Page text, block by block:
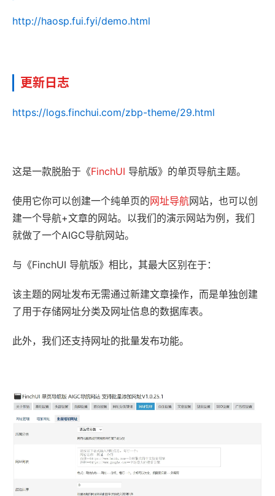
http://haosp.fui.fyi/demo.html
更新日志
https://logs.finchui.com/zbp-theme/29.html
这是一款脱胎于《FinchUI 导航版》的单页导航主题。
使用它你可以创建一个纯单页的网址导航网站，也可以创
建一个导航+文章的网站。以我们的演示网站为例，我们
就做了一个AIGC导航网站。
与《FinchUI 导航版》相比，其最大区别在于：
该主题的网址发布无需通过新建文章操作，而是单独创建
了用于存储网址分类及网址信息的数据库表。
此外，我们还支持网址的批量发布功能。